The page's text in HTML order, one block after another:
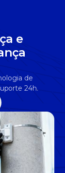
e
de
24h.